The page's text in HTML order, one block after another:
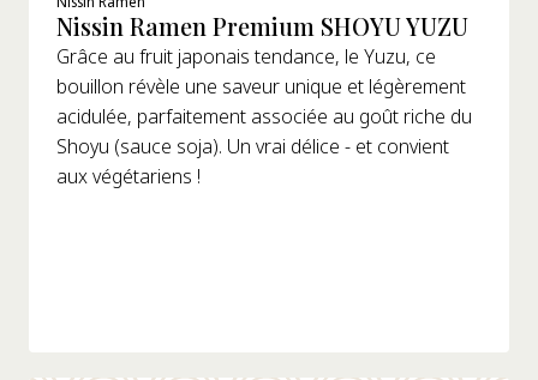
Sesame
Soy Sauce
Spicy/Chili
Teriyaki
Yakitori Chicken
Wok / Ramen Style
Ramen
Wok/Soba
Nissin Ramen Premium SHOYU YUZU
Grâce au fruit japonais tendance, le Yuzu, ce
bouillon révèle une saveur unique et légèrement
acidulée, parfaitement associée au goût riche du
Shoyu (sauce soja). Un vrai délice - et convient
aux végétariens !